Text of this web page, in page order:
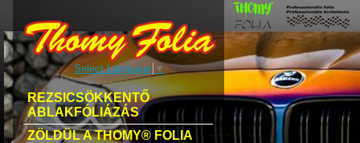
Select Language ▼
REZSICSÖKKENTŐ
ABLAKFÓLIÁZÁS
ZÖLDÜL A THOMY® FOLIA